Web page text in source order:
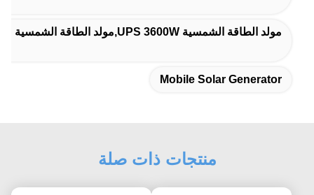
مولد الطاقة الشمسية UPS 3600W,مولد الطاقة الشمسية UPS مع جهاز تحكم MPPT,مولد الطاقة الشمسية بطارية الليثيوم 2400W
Mobile Solar Generator
منتجات ذات صلة